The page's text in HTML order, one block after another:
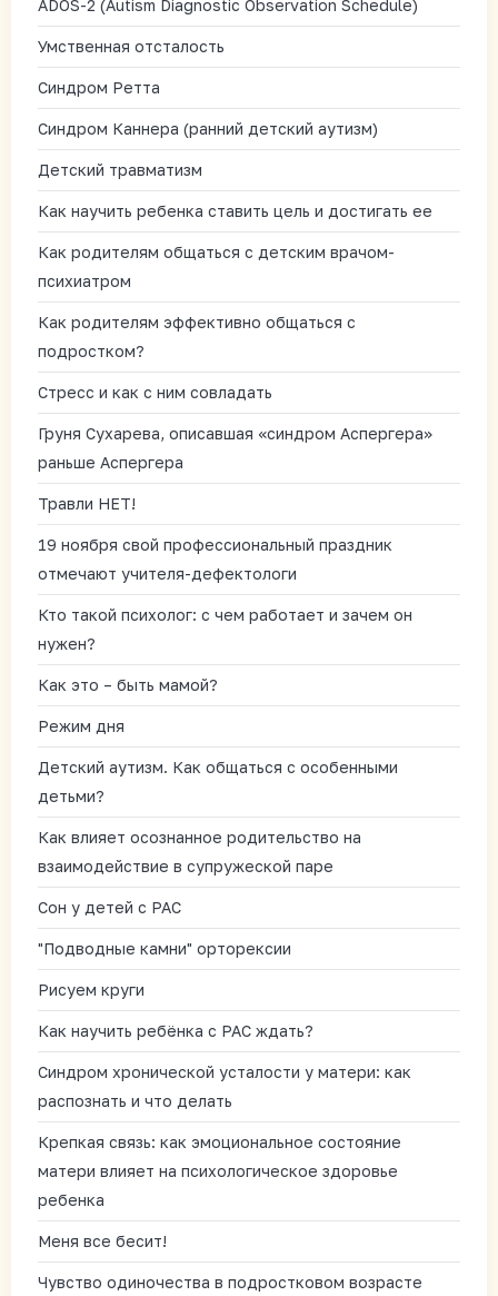
ADOS-2 (Autism Diagnostic Observation Schedule)
Умственная отсталость
Синдром Ретта
Синдром Каннера (ранний детский аутизм)
Детский травматизм
Как научить ребенка ставить цель и достигать ее
Как родителям общаться с детским врачом-
психиатром
Как родителям эффективно общаться с
подростком?
Стресс и как с ним совладать
Груня Сухарева, описавшая «синдром Аспергера»
раньше Аспергера
Травли НЕТ!
19 ноября свой профессиональный праздник
отмечают учителя-дефектологи
Кто такой психолог: с чем работает и зачем он
нужен?
Как это – быть мамой?
Режим дня
Детский аутизм. Как общаться с особенными
детьми?
Как влияет осознанное родительство на
взаимодействие в супружеской паре
Сон у детей с РАС
"Подводные камни" орторексии
Рисуем круги
Как научить ребёнка с РАС ждать?
Синдром хронической усталости у матери: как
распознать и что делать
Крепкая связь: как эмоциональное состояние
матери влияет на психологическое здоровье
ребенка
Меня все бесит!
Чувство одиночества в подростковом возрасте